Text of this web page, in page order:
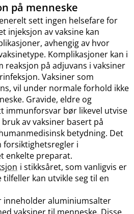
på menneske
sett ingen helsefare for
injeksjon av vaksine kan
avhengig av hvor
Komplikasjoner kan i
reaksjon på adjuvans i vaksiner
Vaksiner som
vil under normale forhold ikke
Gravide, eldre og
immunforsvar bør likevel utvise
av vaksiner basert på
betydning. Det
forsiktighetsregler i
enkelte preparat.
i stikksåret, som vanligvis er
tilfeller kan utvikle seg til en
inneholder aluminiumsalter